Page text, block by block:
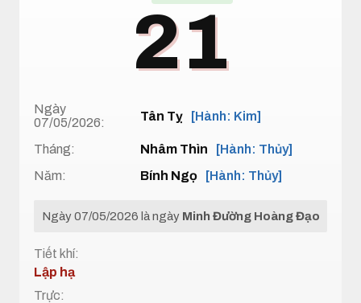
21
Ngày
07/05/2026:
Tân Tỵ [Hành: Kim]
Tháng: Nhâm Thìn
[Hành: Thủy]
Năm:
Bính Ngọ [Hành: Thủy]
Ngày 07/05/2026 là ngày Minh Đường Hoàng Đạo
Tiết khí:
Lập hạ
Trực: